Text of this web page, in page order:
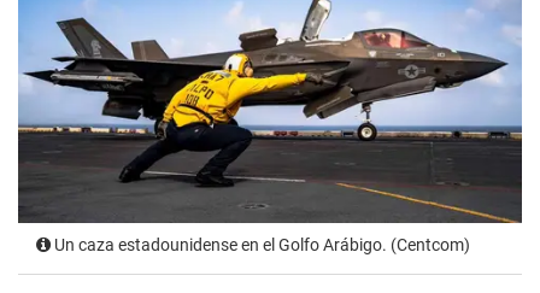
Un caza estadounidense en el Golfo Arábigo. (Centcom)